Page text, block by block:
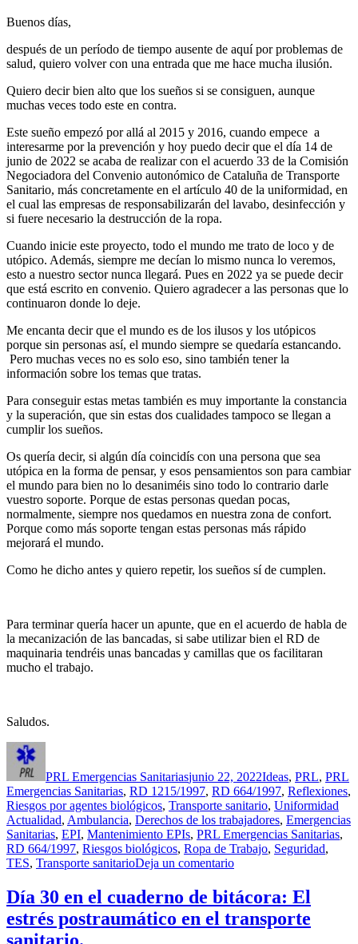
Medidas
para
el
calor
las
emergencias
sanitarias
y
transporte
sanitario.
Buenos días,
después de un período de tiempo ausente de aquí por problemas de
salud, quiero volver con una entrada que me hace mucha ilusión.
Quiero decir bien alto que los sueños si se consiguen, aunque
muchas veces todo este en contra.
Este sueño empezó por allá al 2015 y 2016, cuando empece a
interesarme por la prevención y hoy puedo decir que el día 14 de
junio de 2022 se acaba de realizar con el acuerdo 33 de la Comisión
Negociadora del Convenio autonómico de Cataluña de Transporte
Sanitario, más concretamente en el artículo 40 de la uniformidad, en
el cual las empresas de responsabilizarán del lavabo, desinfección y
si fuere necesario la destrucción de la ropa.
Cuando inicie este proyecto, todo el mundo me trato de loco y de
utópico. Además, siempre me decían lo mismo nunca lo veremos,
esto a nuestro sector nunca llegará. Pues en 2022 ya se puede decir
que está escrito en convenio. Quiero agradecer a las personas que lo
continuaron donde lo deje.
Me encanta decir que el mundo es de los ilusos y los utópicos
porque sin personas así, el mundo siempre se quedaría estancando.
Pero muchas veces no es solo eso, sino también tener la
información sobre los temas que tratas.
Para conseguir estas metas también es muy importante la constancia
y la superación, que sin estas dos cualidades tampoco se llegan a
cumplir los sueños.
Os quería decir, si algún día coincidís con una persona que sea
utópica en la forma de pensar, y esos pensamientos son para cambiar
el mundo para bien no lo desaniméis sino todo lo contrario darle
vuestro soporte. Porque de estas personas quedan pocas,
normalmente, siempre nos quedamos en nuestra zona de confort.
Porque como más soporte tengan estas personas más rápido
mejorará el mundo.
Como he dicho antes y quiero repetir, los sueños sí de cumplen.
Para terminar quería hacer un apunte, que en el acuerdo de habla de
la mecanización de las bancadas, si sabe utilizar bien el RD de
maquinaria tendréis unas bancadas y camillas que os facilitaran
mucho el trabajo.
Saludos.
PRL Emergencias Sanitariasjunio 22, 2022Ideas, PRL, PRL
Emergencias Sanitarias, RD 1215/1997, RD 664/1997, Reflexiones,
Riesgos por agentes biológicos, Transporte sanitario, Uniformidad
Actualidad, Ambulancia, Derechos de los trabajadores, Emergencias
Sanitarias, EPI, Mantenimiento EPIs, PRL Emergencias Sanitarias,
RD 664/1997, Riesgos biológicos, Ropa de Trabajo, Seguridad,
TES, Transporte sanitarioDeja un comentarioen
31
en
el
Día 30 en el cuaderno de bitácora: El
estrés postraumático en el transporte